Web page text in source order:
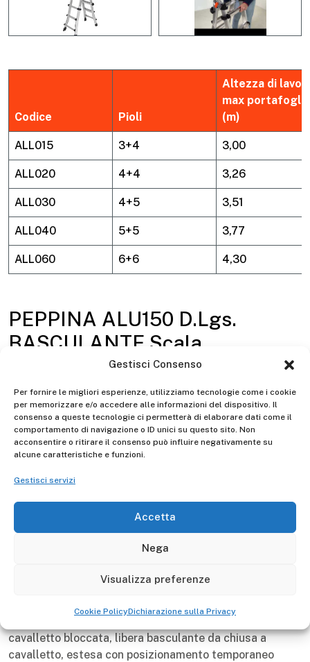
Gestisci Consenso
Per fornire le migliori esperienze, utilizziamo tecnologie come i cookie
per memorizzare e/o accedere alle informazioni del dispositivo. Il
consenso a queste tecnologie ci permetterà di elaborare dati come il
comportamento di navigazione o ID unici su questo sito. Non
acconsentire o ritirare il consenso può influire negativamente su
alcune caratteristiche e funzioni.
Gestisci servizi
Accetta
Nega
Visualizza preferenze
Cookie PolicyDichiarazione sulla Privacy
Codice Pioli
Altezza di
max portafoglio
(m)
ALL015 3+4 3,00
ALL020 4+4 3,26
ALL030 4+5 3,51
ALL040 5+5 3,77
ALL060 6+6 4,30
PEPPINA ALU150 D.Lgs.
BASCULANTE Scala
multifunzione telescopica in
alluminio
D.Lgs. 81/08 Alluminio
Manufacturer -Gierre Made in Italy 5 anni
La scala multifunzione telescopica PEPPina ALU150
cavalletto bloccata, libera basculante da chiusa a
cavalletto, estesa con posizionamento temporaneo